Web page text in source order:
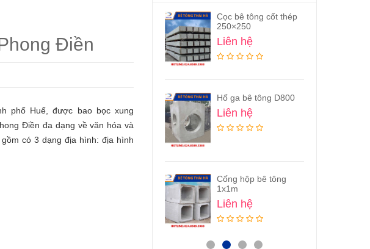
Điền
phố Huế, được bao bọc xung
Điền đa dạng về văn hóa và
có 3 dạng địa hình: địa hình
Liên hệ
0,8×0,8m
Liên hệ
Cọc bê tông cốt thép
250×250
Liên hệ
Hố ga bê tông D800
Liên hệ
Cống hộp bê tông
1x1m
Liên hệ